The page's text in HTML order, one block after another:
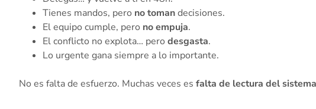
Tienes mandos, pero no tomandecisiones.
El equipo cumple, pero no empuja.
El conflicto no explota… pero desgasta.
Lo urgente gana siempre a lo importante.
No es falta de esfuerzo. Muchas veces es falta de lectura del sistema